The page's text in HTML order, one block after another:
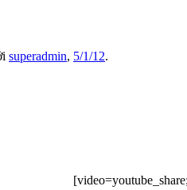
superadmin, 5/1/12.